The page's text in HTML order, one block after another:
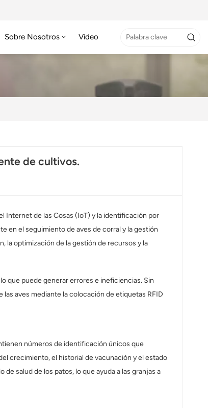
Sobre Nosotros Video
de cultivos.
Internet de las Cosas (IoT) y la identificación por
en el seguimiento de aves de corral y la gestión
la optimización de la gestión de recursos y la
que puede generar errores e ineficiencias. Sin
aves mediante la colocación de etiquetas RFID
números de identificación únicos que
crecimiento, el historial de vacunación y el estado
salud de los patos, lo que ayuda a las granjas a